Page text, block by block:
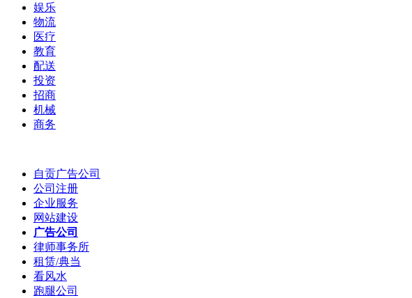
娱乐
物流
医疗
教育
配送
投资
招商
机械
商务
自贡广告公司
公司注册
企业服务
网站建设
广告公司
律师事务所
租赁/典当
看风水
跑腿公司